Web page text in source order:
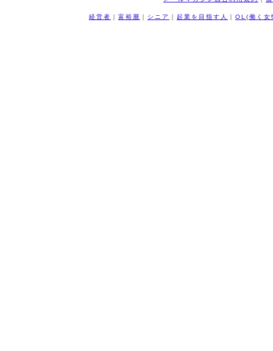
経営者 ｜ 富裕層 ｜ シニア ｜ 起業を目指す人 ｜ OL(働く女